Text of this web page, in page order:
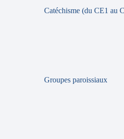
Catéchisme (du CE1 au
Groupes paroissiaux